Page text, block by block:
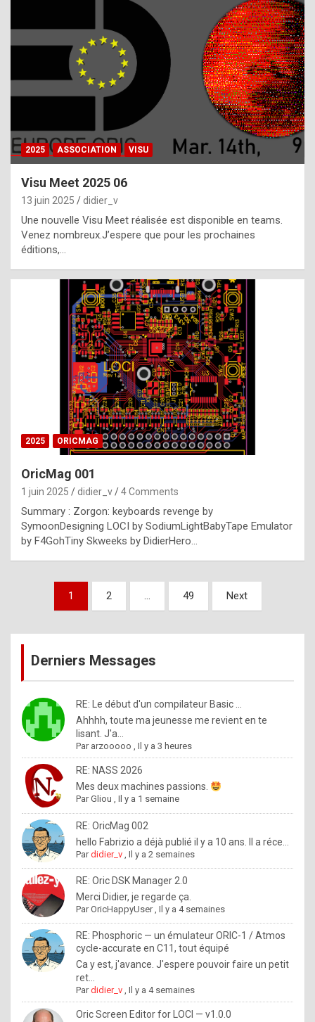
h
a
t
t
e
b
e
s
t
p
h
o
n
y
l
e
x
a
%
m
a
d
b
y
o
l
e
x
.
I
f
y
o
2025 ASSOCIATION VISU
Visu Meet 2025 06
13 juin 2025 didier_v
Une nouvelle Visu Meet réalisée est disponible en teams.
Venez nombreux.J’espere que pour les prochaines
éditions,…
2025 ORICMAG
OricMag 001
1 juin 2025 didier_v 4 Comments
Summary : Zorgon: keyboards revenge by
SymoonDesigning LOCI by SodiumLightBabyTape Emulator
by F4GohTiny Skweeks by DidierHero…
Pagination
publications
1 2 … 49 Next
Derniers Messages
RE: Le début d'un compilateur Basic ...
Ahhhh, toute ma jeunesse me revient en te
lisant. J'a...
Par arzooooo ,Il y a 3 heures
RE: NASS 2026
Mes deux machines passions.
ParGliou ,Il y a 1 semaine
RE: OricMag 002
hello Fabrizio a déjà publié il y a 10 ans. Il a réce...
Pardidier_v ,Il y a 2 semaines
RE: Oric DSK Manager 2.0
Merci Didier, je regarde ça.
ParOricHappyUser,Il y a 4 semaines
RE: Phosphoric — un émulateur ORIC-1 / Atmos
cycle-accurate en C11, tout équipé
Ca y est, j'avance. J'espere pouvoir faire un petit
ret...
Pardidier_v ,Il y a 4 semaines
Oric Screen Editor for LOCI — v1.0.0